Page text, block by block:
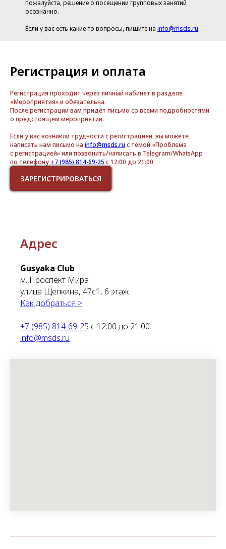
пожалуйста, решение о посещении групповых занятий
осознанно.
Если у вас есть какие-то вопросы, пишите на info@msds.ru.
Регистрация и оплата
Регистрация проходит через личный кабинет в разделе
«Мероприятия» и обязательна.
После регистрации вам придёт письмо со всеми подробностями
о предстоящем мероприятии.
Если у вас возникли трудности с регистрацией, вы можете
написать нам письмо на info@msds.ru с темой «Проблема
с регистрацией» или позвонить/написать в Telegram/WhatsApp
по телефону +7 (985) 814-69-25 с 12:00 до 21:00
ЗАРЕГИСТРИРОВАТЬСЯ
Адрес
Gusyaka Club
м. Проспект Мира
улица Щепкина, 47с1, 6 этаж
Как добраться >
+7 (985) 814-69-25 с 12:00 до 21:00
info@msds.ru